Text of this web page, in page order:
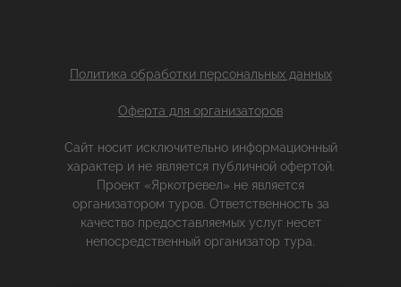
Политика обработки персональных данных
Оферта для организаторов
Сайт носит исключительно информационный
характер и не является публичной офертой.
Проект «Яркотревел» не является
организатором туров. Ответственность за
качество предоставляемых услуг несет
непосредственный организатор тура.